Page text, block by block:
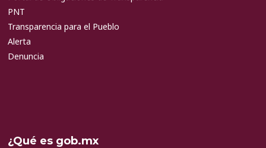
PNT
Transparencia para el Pueblo
Alerta
Denuncia
¿Qué es gob.mx